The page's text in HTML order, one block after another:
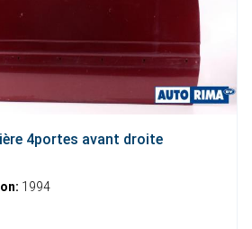
4portes avant droite
1994